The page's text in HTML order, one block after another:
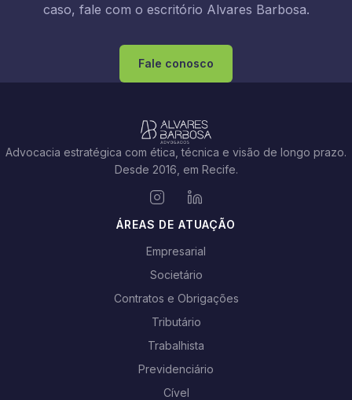
caso, fale com o escritório Alvares Barbosa.
Fale conosco
Advocacia estratégica com ética, técnica e visão de longo prazo.
Desde 2016, em Recife.
ÁREAS DE ATUAÇÃO
Empresarial
Societário
Contratos e Obrigações
Tributário
Trabalhista
Previdenciário
Cível